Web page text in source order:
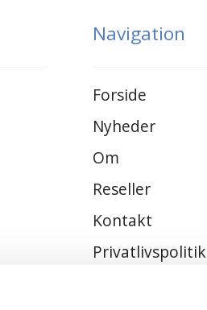
Navigation
Forside
Nyheder
Om
Reseller
Kontakt
Privatlivspolitik